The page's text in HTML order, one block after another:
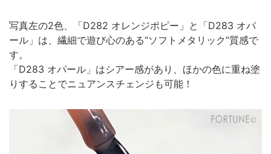
写真左の2色、「D282 オレンジポピー」と「D283 オパ
ール」は、繊細で遊び心のある“ソフトメタリック”質感で
す。
「D283 オパール」はシアー感があり、ほかの色に重ね塗
りすることでニュアンスチェンジも可能！